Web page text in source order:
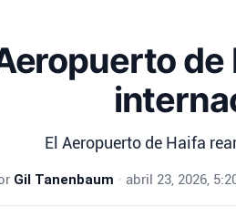
de
El Aeropuerto de Haifa
Gil Tanenbaum • abril 23, 2026,